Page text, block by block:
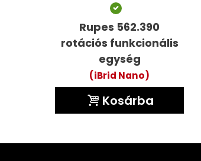
Tetszik
Rupes 562.390
rotációs funkcionális
egység
(iBrid Nano)
Kosárba